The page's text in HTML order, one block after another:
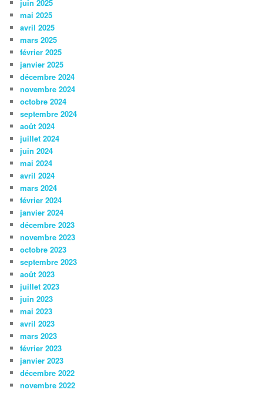
juin 2025
mai 2025
avril 2025
mars 2025
février 2025
janvier 2025
décembre 2024
novembre 2024
octobre 2024
septembre 2024
août 2024
juillet 2024
juin 2024
mai 2024
avril 2024
mars 2024
février 2024
janvier 2024
décembre 2023
novembre 2023
octobre 2023
septembre 2023
août 2023
juillet 2023
juin 2023
mai 2023
avril 2023
mars 2023
février 2023
janvier 2023
décembre 2022
novembre 2022